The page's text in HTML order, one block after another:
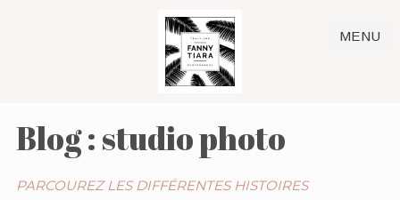
MENU
Blog : studio photo
PARCOUREZ LES DIFFÉRENTES HISTOIRES